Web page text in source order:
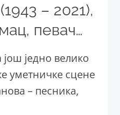
– 2021),
певач…
једно велико
уметничке сцене
– песника,